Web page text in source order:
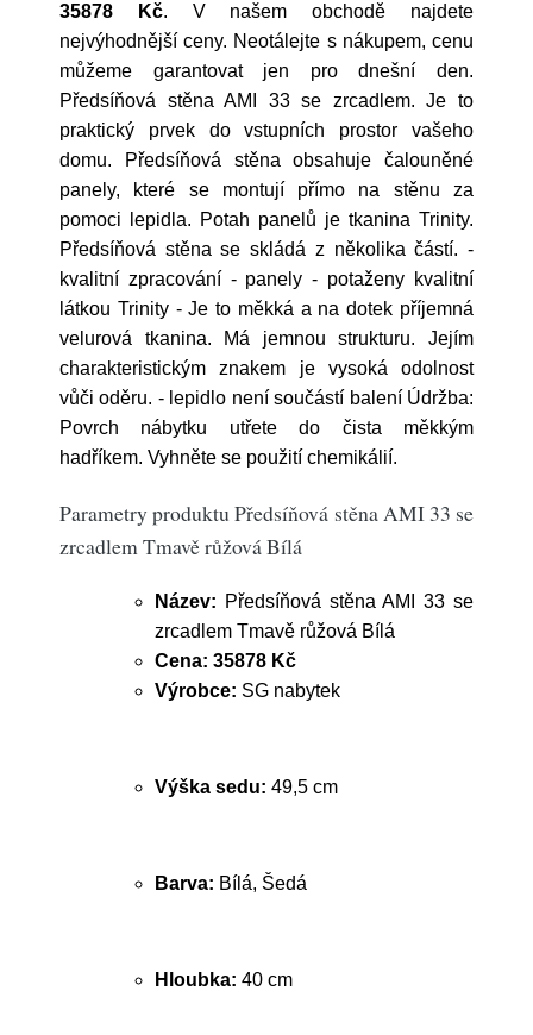
35878 Kč. V našem obchodě najdete
nejvýhodnější ceny. Neotálejte s nákupem, cenu
můžeme garantovat jen pro dnešní den.
Předsíňová stěna AMI 33 se zrcadlem. Je to
praktický prvek do vstupních prostor vašeho
domu. Předsíňová stěna obsahuje čalouněné
panely, které se montují přímo na stěnu za
pomoci lepidla. Potah panelů je tkanina Trinity.
Předsíňová stěna se skládá z několika částí. -
kvalitní zpracování - panely - potaženy kvalitní
látkou Trinity - Je to měkká a na dotek příjemná
velurová tkanina. Má jemnou strukturu. Jejím
charakteristickým znakem je vysoká odolnost
vůči oděru. - lepidlo není součástí balení Údržba:
Povrch nábytku utřete do čista měkkým
hadříkem. Vyhněte se použití chemikálií.
Parametry produktu Předsíňová stěna AMI 33 se
zrcadlem Tmavě růžová Bílá
Název: Předsíňová stěna AMI 33 se
zrcadlem Tmavě růžová Bílá
Cena: 35878 Kč
Výrobce: SG nabytek
Výška sedu: 49,5 cm
Barva: Bílá, Šedá
Hloubka: 40 cm